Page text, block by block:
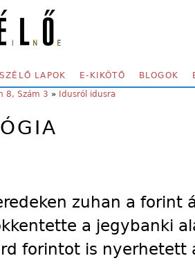
LAPOK E-KIKÖTŐ BLOGOK
8, Szám 3 » Idusról idusra
zuhan a forint
a jegybanki
forintot is nyerhetett